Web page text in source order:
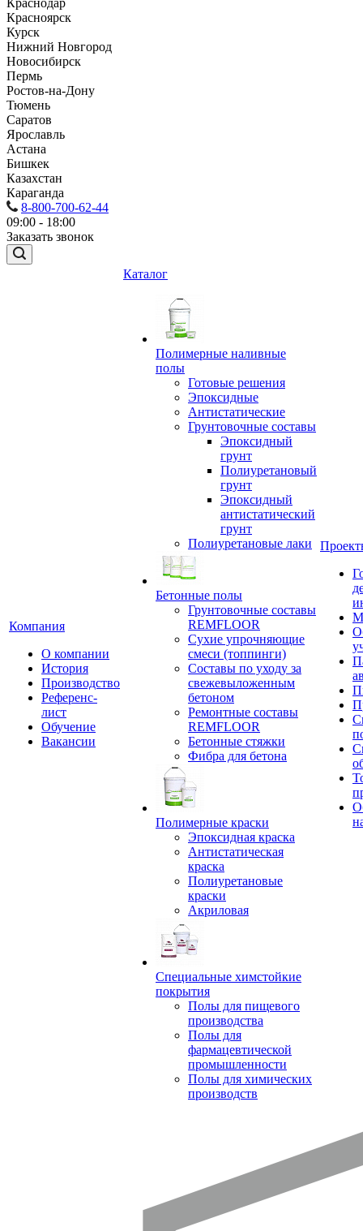
Краснодар
Красноярск
Курск
Нижний Новгород
Новосибирск
Пермь
Ростов-на-Дону
Тюмень
Саратов
Ярославль
Астана
Бишкек
Казахстан
Караганда
8-800-700-62-44
09:00 - 18:00
Заказать звонок
Компания
О компании
История
Производство
Референс-
лист
Обучение
Вакансии
Каталог
Полимерные наливные
полы
Готовые решения
Эпоксидные
Антистатические
Грунтовочные составы
Эпоксидный
грунт
Полиуретановый
грунт
Эпоксидный
антистатический
грунт
Полиуретановые лаки
Бетонные полы
Грунтовочные составы
REMFLOOR
Сухие упрочняющие
смеси (топпинги)
Составы по уходу за
свежевыложенным
бетоном
Ремонтные составы
REMFLOOR
Бетонные стяжки
Фибра для бетона
Полимерные краски
Эпоксидная краска
Антистатическая
краска
Полиуретановые
краски
Акриловая
Специальные химстойкие
покрытия
Полы для пищевого
производства
Полы для
фармацевтической
промышленности
Полы для химических
производств